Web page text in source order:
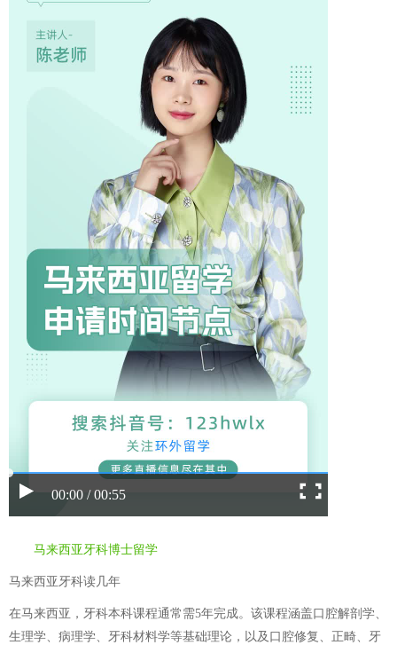
00:00 / 00:55
马来西亚牙科博士留学
马来西亚牙科读几年
在马来西亚，牙科本科课程通常需5年完成。该课程涵盖口腔解剖学、
生理学、病理学、牙科材料学等基础理论，以及口腔修复、正畸、牙